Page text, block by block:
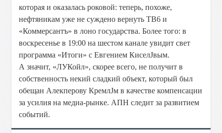
которая и оказалась роковой: теперь, похоже,
нефтяникам уже не суждено вернуть ТВ6 и
«Коммерсантъ» в лоно государства. Более того: в
воскресенье в 19:00 на шестом канале увидит свет
программа «Итоги» с Евгением КиселЈвым.
А значит, «ЛУКойл», скорее всего, не получит в
собственность некий сладкий объект, который был
обещан Алекперову КремлЈм в качестве компенсации
за усилия на медиа-рынке. АПН следит за развитием
событий.